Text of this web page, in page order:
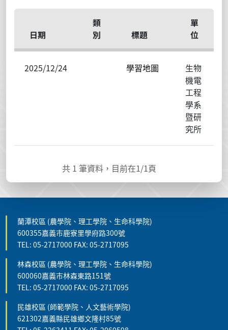
日期
類
別
標題
單
位
2025/12/24 學習地圖
生物
機電
工程
學系
暨研
究所
共 1 筆資料，目前在1/1頁
蘭潭校區 (農學院、理工學院、生命科學院)
600355嘉義市鹿寮里學府路300號
TEL: 05-2717000 FAX: 05-2717095
林森校區 (農學院、理工學院、生命科學院)
600060嘉義市林森東路151號
TEL: 05-2717000 FAX: 05-2717095
民雄校區 (師範學院、人文藝術學院)
621302嘉義縣民雄鄉文隆村85號